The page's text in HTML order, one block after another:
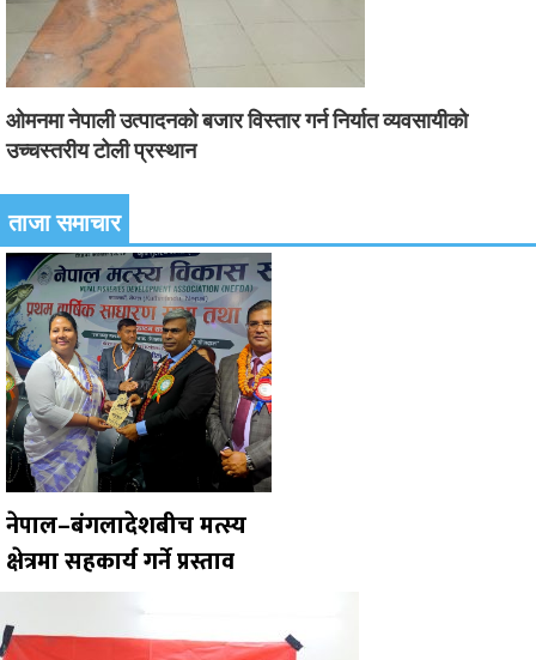
ओमनमा नेपाली उत्पादनको बजार विस्तार गर्न निर्यात व्यवसायीको
उच्चस्तरीय टोली प्रस्थान
ताजा समाचार
नेपाल–बंगलादेशबीच मत्स्य
क्षेत्रमा सहकार्य गर्ने प्रस्ताव